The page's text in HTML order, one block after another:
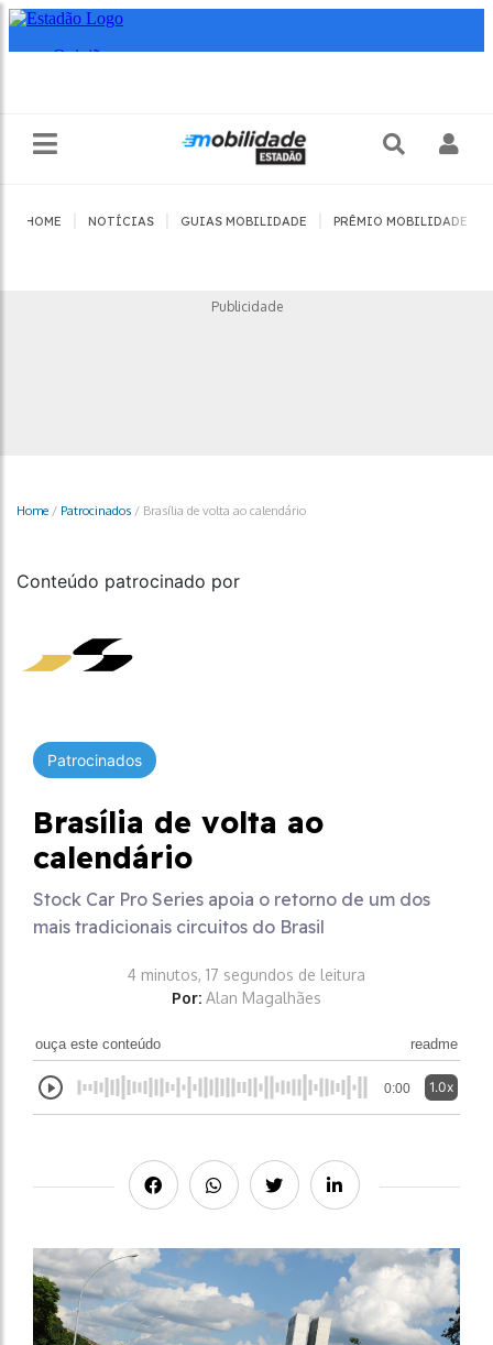
HOME NOTÍCIAS GUIAS MOBILIDADE PRÊMIO MOBILIDADE
Publicidade
Home / Patrocinados / Brasília de volta ao calendário
Conteúdo patrocinado por
Patrocinados
Brasília de volta ao
calendário
Stock Car Pro Series apoia o retorno de um dos
mais tradicionais circuitos do Brasil
4 minutos, 17 segundos de leitura
Por: Alan Magalhães
ouça este conteúdo readme
0:00 1.0x